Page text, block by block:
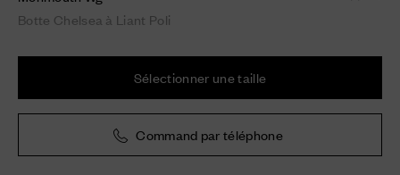
Botte Chelsea à Liant Poli
Sélectionner une taille
Command par téléphone